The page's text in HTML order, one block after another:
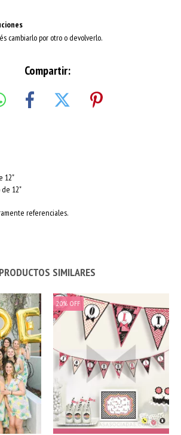
cambiarlo por otro o devolverlo.
Compartir:
12"
12"
referenciales.
PRODUCTOS SIMILARES
20% OFF